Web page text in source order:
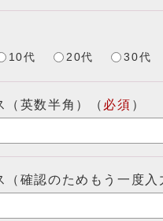
10代 20代 30代
（英数半角）（ 必須 ）
（確認のためもう一度入